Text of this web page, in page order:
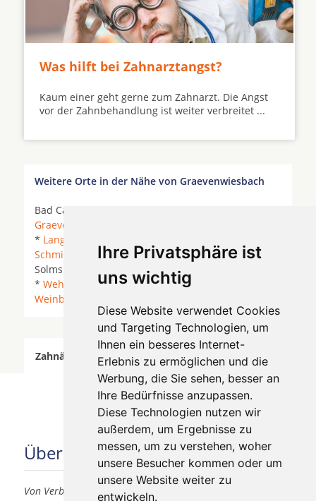
Ihre Privatsphäre ist
uns wichtig
Diese Website verwendet Cookies
und Targeting Technologien, um
Ihnen ein besseres Internet-
Erlebnis zu ermöglichen und die
Werbung, die Sie sehen, besser an
Ihre Bedürfnisse anzupassen.
Diese Technologien nutzen wir
außerdem, um Ergebnisse zu
messen, um zu verstehen, woher
unsere Besucher kommen oder um
unsere Website weiter zu
entwickeln.
Was hilft bei Zahnarztangst?
Kaum einer geht gerne zum Zahnarzt. Die Angst
vor der Zahnbehandlung ist weiter verbreitet ...
Weitere Orte in der Nähe von Graevenwiesbach
Bad Camberg *
Graevenwiesbach
* Langgöns
Schmitten
Schöffengrund*Selters (Taunus)*
Solms *
Villmar * Waldems *
* Wehrheim * Weilburg *Weilmünster
Weinbach
Zahnärzte für Zahnimplantete in Graevenwiesbach
wurde am 05 August 2026 aktualisiert.
Über uns
Von Verbrauchern für Verbraucher